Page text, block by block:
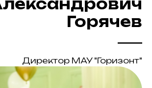
Горячев
Директор МАУ "Горизонт"